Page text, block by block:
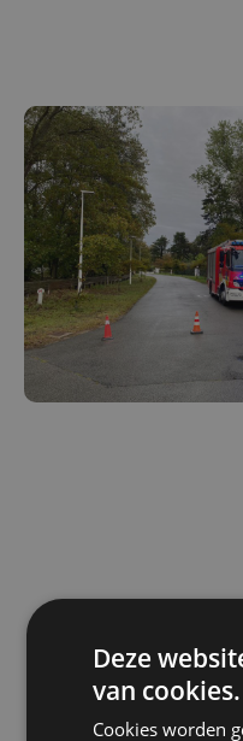
Deze
van cookies.
Cookies worden